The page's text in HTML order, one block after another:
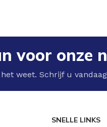
voor onze
weet. Schrijf u
SNELLE LINKS